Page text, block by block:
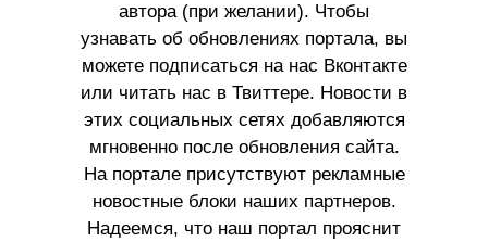
автора (при желании). Чтобы
узнавать об обновлениях портала, вы
можете подписаться на нас Вконтакте
или читать нас в Твиттере. Новости в
этих социальных сетях добавляются
мгновенно после обновления сайта.
На портале присутствуют рекламные
новостные блоки наших партнеров.
Надеемся, что наш портал прояснит